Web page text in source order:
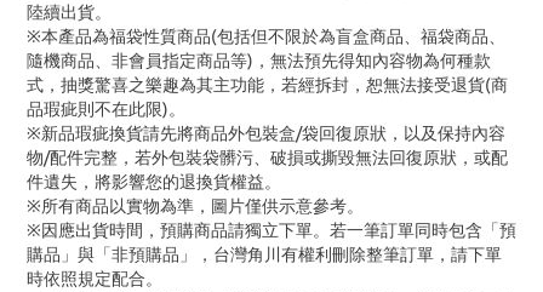
陸續出貨。
※本產品為福袋性質商品(包括但不限於為盲盒商品、福袋商品、
隨機商品、非會員指定商品等)，無法預先得知內容物為何種款
式，抽獎驚喜之樂趣為其主功能，若經拆封，恕無法接受退貨(商
品瑕疵則不在此限)。
※新品瑕疵換貨請先將商品外包裝盒/袋回復原狀，以及保持內容
物/配件完整，若外包裝袋髒污、破損或撕毀無法回復原狀，或配
件遺失，將影響您的退換貨權益。
※所有商品以實物為準，圖片僅供示意參考。
※因應出貨時間，預購商品請獨立下單。若一筆訂單同時包含「預
購品」與「非預購品」，台灣角川有權利刪除整筆訂單，請下單
時依照規定配合。